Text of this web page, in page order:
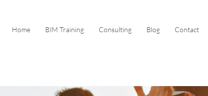
Home BIM Training Consulting Blog Contact